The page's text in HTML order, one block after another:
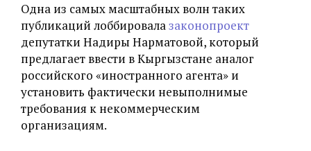
Одна из самых масштабных волн таких
публикаций лоббировалазаконопроект
депутатки Надиры Нарматовой, который
предлагает ввести в Кыргызстане аналог
российского «иностранного агента» и
установить фактически невыполнимые
требования к некоммерческим
организациям.